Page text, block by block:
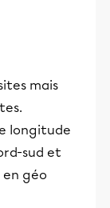
mais
longitude
sud et
géo